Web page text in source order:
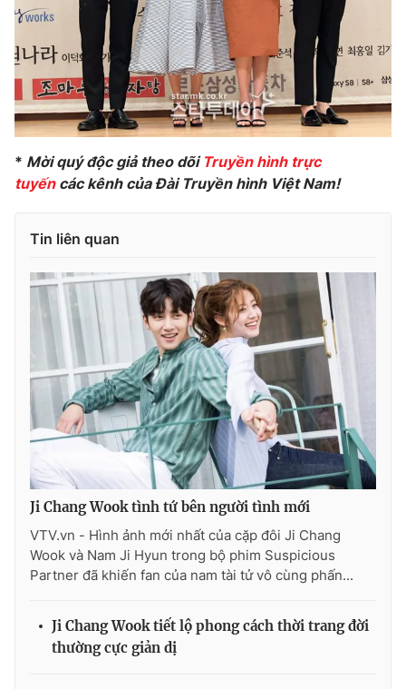
* Mời quý độc giả theo dõi Truyền hình trực
tuyến các kênh của Đài Truyền hình Việt Nam!
Tin liên quan
Ji Chang Wook tình tứ bên người tình mới
VTV.vn - Hình ảnh mới nhất của cặp đôi Ji Chang
Wook và Nam Ji Hyun trong bộ phim Suspicious
Partner đã khiến fan của nam tài tử vô cùng phấn...
Ji Chang Wook tiết lộ phong cách thời trang đời
thường cực giản dị